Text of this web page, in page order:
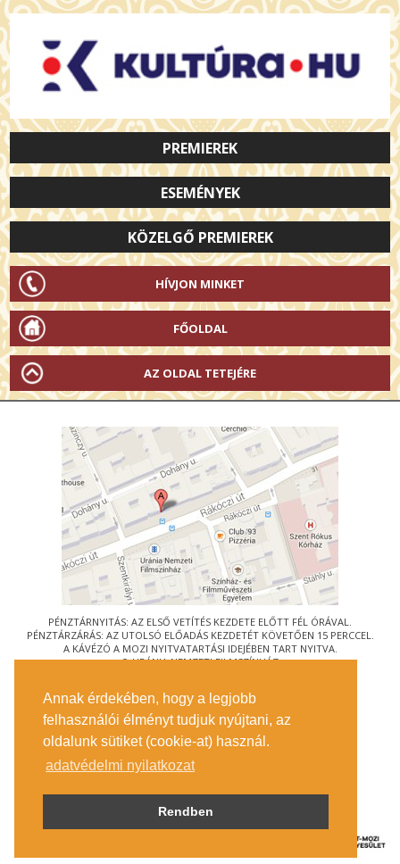
Annak érdekében, hogy a legjobb
felhasználói élményt tudjuk nyújtani, az
oldalunk sütiket (cookie-at) használ.
adatvédelmi nyilatkozat
Rendben
PREMIEREK
ESEMÉNYEK
KÖZELGŐ PREMIEREK
HÍVJON MINKET
FŐOLDAL
AZ OLDAL TETEJÉRE
PÉNZTÁRNYITÁS: AZ ELSŐ VETÍTÉS KEZDETE ELŐTT FÉL ÓRÁVAL.
PÉNZTÁRZÁRÁS: AZ UTOLSÓ ELŐADÁS KEZDETÉT KÖVETŐEN 15 PERCCEL.
A KÁVÉZÓ A MOZI NYITVATARTÁSI IDEJÉBEN TART NYITVA.
© URÁNIA NEMZETI FILMSZÍNHÁZ
1088 BUDAPEST, RÁKÓCZI ÚT 21.
MEGKÖZELÍTÉS
JEGYINFORMÁCIÓ
ÍRJON NEKÜNK!
KÖZÉRDEKŰ ADATOK